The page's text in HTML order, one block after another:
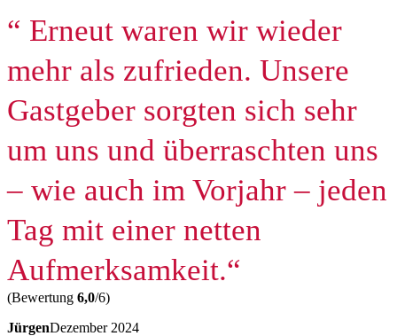
“ Erneut waren wir wieder
mehr als zufrieden. Unsere
Gastgeber sorgten sich sehr
um uns und überraschten uns
– wie auch im Vorjahr – jeden
Tag mit einer netten
Aufmerksamkeit.“
(Bewertung 6,0/6)
JürgenDezember 2024